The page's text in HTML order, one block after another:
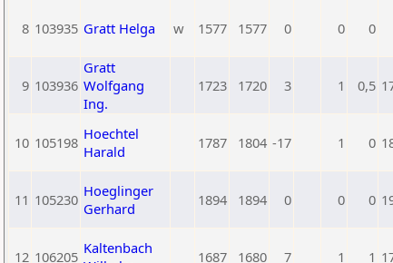
8 103935 Gratt Helga w 1577 1577 0 0 0
9 103936
Gratt
Wolfgang
Ing.
1723 1720 3 1 0,5
10 105198 Hoechtel
Harald
1787 1804 -17 1 0
11 105230 Hoeglinger
Gerhard
1894 1894 0 0 0
12 106205 Kaltenbach
1687 1680 7 1 1